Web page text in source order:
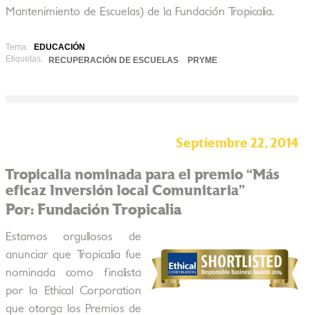
Mantenimiento de Escuelas) de la Fundación Tropicalia.
Tema:
EDUCACIÓN
Etiquetas:
RECUPERACIÓN DE ESCUELAS PRYME
Septiembre 22, 2014
Tropicalia nominada para el premio “Más
eficaz Inversión local Comunitaria”
Por: Fundación Tropicalia
Estamos orgullosos de
anunciar que Tropicalia fue
nominada como finalista
por la Ethical Corporation
que otorga los Premios de